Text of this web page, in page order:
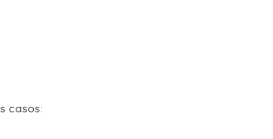
casos: